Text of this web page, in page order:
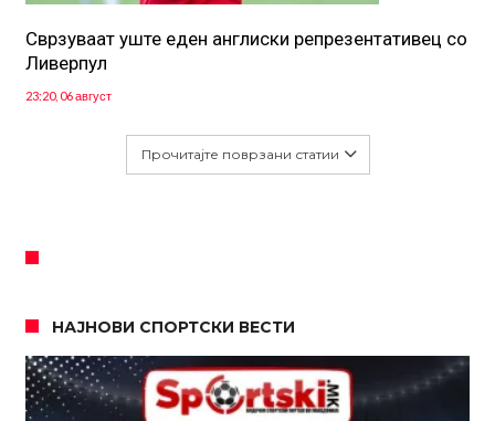
Сврзуваат уште еден англиски репрезентативец со
Ливерпул
23:20, 06 август
Прочитајте поврзани статии
НАЈНОВИ СПОРТСКИ ВЕСТИ